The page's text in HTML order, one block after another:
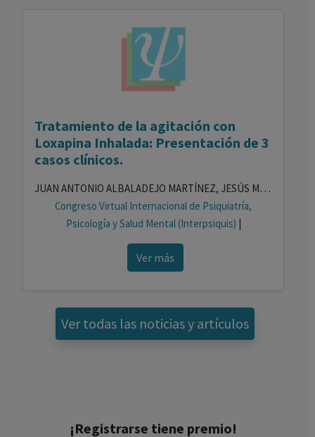
Tratamiento de la agitación con
Loxapina Inhalada: Presentación de 3
casos clínicos.
JUAN ANTONIO ALBALADEJO MARTÍNEZ, JESÚS MARTÍ ESQUITINO, ALICIA JAÉN HERNÁNDEZ, ANNA MARIA BOSZCZYK
Congreso Virtual Internacional de Psiquiatría,
Psicología y Salud Mental (Interpsiquis) |
Ver más
Ver todas las noticias y artículos
¡Registrarse tiene premio!